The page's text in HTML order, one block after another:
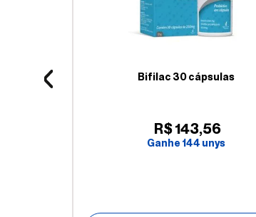
Bifilac 30 cápsulas
R$143,56
Ganhe144 unys